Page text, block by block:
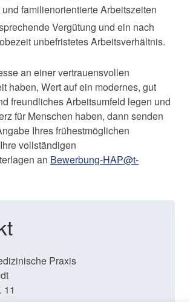
familienorientierte Arbeitszeiten
Vergütung und ein nach
unbefristetes Arbeitsverhältnis.
an einer vertrauensvollen
haben, Wert auf ein modernes, gut
freundliches Arbeitsumfeld legen und
für Menschen haben, dann senden
Ihres frühestmöglichen
vollständigen
an Bewerbung-HAP@t-
Praxis
11